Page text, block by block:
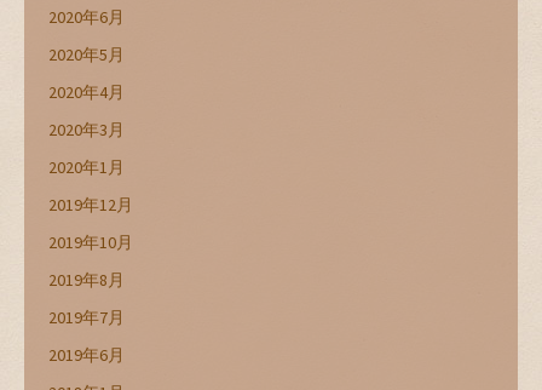
2020年6月
2020年5月
2020年4月
2020年3月
2020年1月
2019年12月
2019年10月
2019年8月
2019年7月
2019年6月